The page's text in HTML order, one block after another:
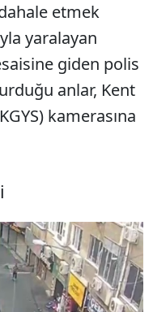
etmek
yaralayan
giden polis
anlar, Kent
kamerasına